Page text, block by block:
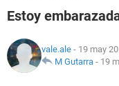
FAMILIA
NUTRICIÓN
Estoy
vale.ale - 19 may
M Gutarra - 19